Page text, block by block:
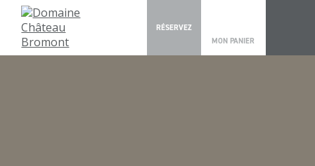
RÉSERVEZ
MON PANIER